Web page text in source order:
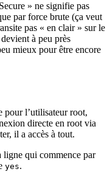
» ne signifie pas
par force brute (ça veut
pas « en clair » sur le
à peu près
mieux pour être encore
pour l’utilisateur root,
directe en root via
il a accès à tout.
ligne qui commence par
yes.